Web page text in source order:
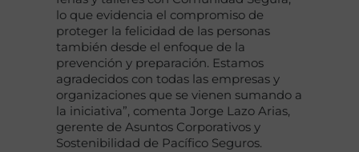
lo que evidencia el compromiso de
proteger la felicidad de las personas
también desde el enfoque de la
prevención y preparación. Estamos
agradecidos con todas las empresas y
organizaciones que se vienen sumando a
la iniciativa”, comenta Jorge Lazo Arias,
gerente de Asuntos Corporativos y
Sostenibilidad de Pacífico Seguros.